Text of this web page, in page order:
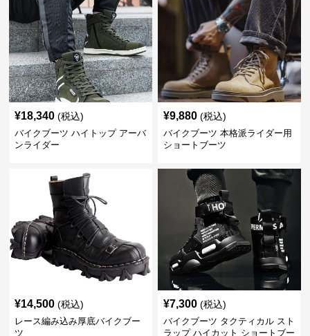
¥18,340 (税込)
バイクブーツ ハイトップ アーバ
ンライダー
¥9,880 (税込)
バイクブーツ 本格派ライダー用
ショートブーツ
¥14,500 (税込)
レース編み込み厚底バイクブー
ツ
¥7,300 (税込)
バイクブーツ タクティカル スト
ラップ ハイカット ショートブー